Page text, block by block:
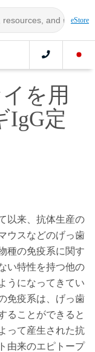
eStore
を用
IgG定
以来、抗体生産の
ウスなどのげっ歯
種の免疫系に関す
い特性を持つ他の
うになってきてい
免疫系は、げっ歯
ることができると
って産生された抗
由来のエピトープ